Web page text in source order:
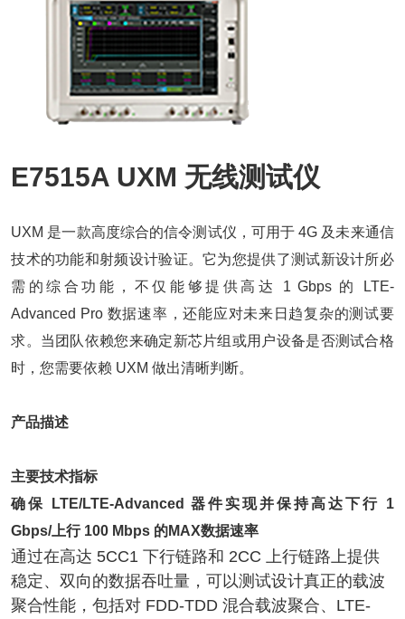
E7515A UXM 无线测试仪
UXM 是一款高度综合的信令测试仪，可用于 4G 及未来通信
技术的功能和射频设计验证。它为您提供了测试新设计所必
需的综合功能，不仅能够提供高达 1 Gbps 的 LTE-
Advanced Pro 数据速率，还能应对未来日趋复杂的测试要
求。当团队依赖您来确定新芯片组或用户设备是否测试合格
时，您需要依赖 UXM 做出清晰判断。
产品描述
主要技术指标
确保 LTE/LTE-Advanced 器件实现并保持高达下行 1
Gbps/上行 100 Mbps 的MAX数据速率
通过在高达 5CC1 下行链路和 2CC 上行链路上提供
稳定、双向的数据吞吐量，可以测试设计真正的载波
聚合性能，包括对 FDD-TDD 混合载波聚合、LTE-